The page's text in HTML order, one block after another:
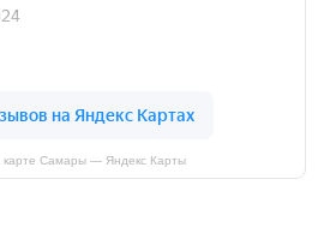
карте Самары — Яндекс Карты